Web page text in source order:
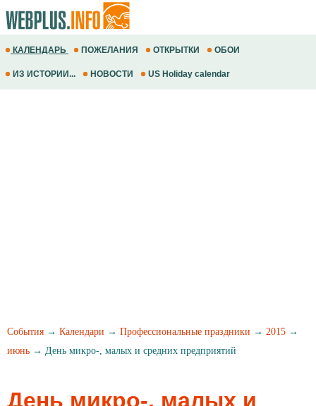
КАЛЕНДАРЬ ПОЖЕЛАНИЯ ОТКРЫТКИ ОБОИ
ИЗ ИСТОРИИ... НОВОСТИ US Holiday calendar
События → Календари → Профессиональные праздники → 2015 →
июнь → День микро-, малых и средних предприятий
День микро-, малых и